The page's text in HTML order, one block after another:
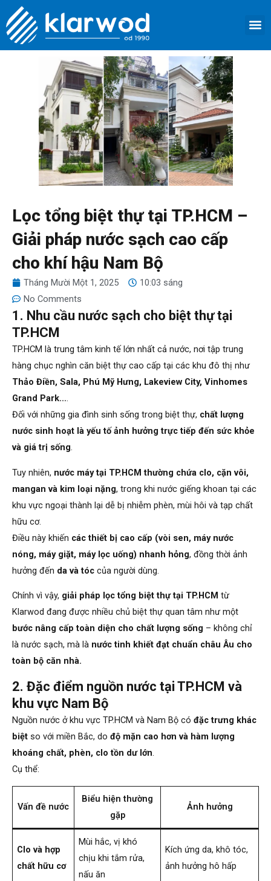
Nhảy
tới
nội
Lọc tổng biệt thự tại TP.HCM –
Giải pháp nước sạch cao cấp
cho khí hậu Nam Bộ
Tháng Mười Một 1, 2025
10:03 sáng
No Comments
1. Nhu cầu nước sạch cho biệt thự tại
TP.HCM
TP.HCM là trung tâm kinh tế lớn nhất cả nước, nơi tập trung
hàng chục nghìn căn biệt thự cao cấp tại các khu đô thị như
Thảo Điền, Sala, Phú Mỹ Hưng, Lakeview City, Vinhomes
Grand Park….
Đối với những gia đình sinh sống trong biệt thự, chất lượng
nước sinh hoạt là yếu tố ảnh hưởng trực tiếp đến sức khỏe
và giá trị sống.
Tuy nhiên, nước máy tại TP.HCM thường chứa clo, cặn vôi,
mangan và kim loại nặng, trong khi nước giếng khoan tại các
khu vực ngoại thành lại dễ bị nhiễm phèn, mùi hôi và tạp chất
hữu cơ.
Điều này khiến các thiết bị cao cấp (vòi sen, máy nước
nóng, máy giặt, máy lọc uống) nhanh hỏng, đồng thời ảnh
hưởng đến da và tóc của người dùng.
Chính vì vậy, giải pháp lọc tổng biệt thự tại TP.HCM từ
Klarwod đang được nhiều chủ biệt thự quan tâm như một
bước nâng cấp toàn diện cho chất lượng sống – không chỉ
là nước sạch, mà là nước tinh khiết đạt chuẩn châu Âu cho
toàn bộ căn nhà.
2. Đặc điểm nguồn nước tại TP.HCM và
khu vực Nam Bộ
Nguồn nước ở khu vực TP.HCM và Nam Bộ có đặc trưng khác
biệt so với miền Bắc, do độ mặn cao hơn và hàm lượng
khoáng chất, phèn, clo tồn dư lớn.
Cụ thể:
Vấn đề nước
Biểu hiện thường
gặp
Ảnh hưởng
Clo và hợp
chất hữu cơ
Mùi hắc, vị khó
chịu khi tắm rửa,
nấu ăn
Kích ứng da, khô tóc,
ảnh hưởng hô hấp